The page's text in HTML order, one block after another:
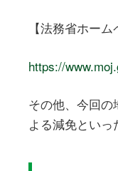
【法務省ホーム
https://
その他、今回
よる減免といっ